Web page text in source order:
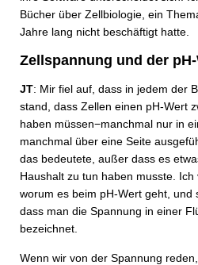
Bücher über Zellbiologie, ein
Jahre lang nicht beschäftigt hatte.
Zellspannung und der
JT: Mir fiel auf, dass in jedem der
stand, dass Zellen einen pH-Wert
haben müssen−manchmal nur in
manchmal über eine Seite
das bedeutete, außer dass es
Haushalt zu tun haben musste. Ich
worum es beim pH-Wert geht, und
dass man die Spannung in einer
bezeichnet.
Wenn wir von der Spannung